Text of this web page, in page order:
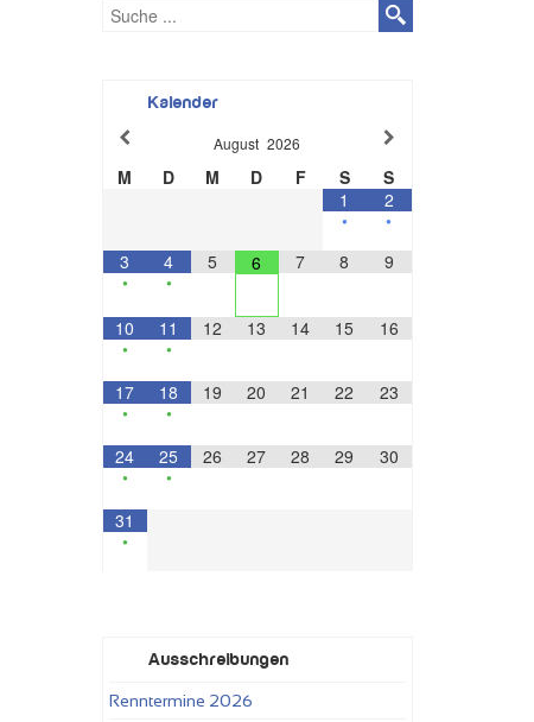
Kalender
August 2026
M D M D F S
S
1
•
2
•
3
•
4
•
5 6 7 8 9
10
•
11
•
12 13 14 15 16
17
•
18
•
19 20 21 22 23
24
•
25
•
26 27 28 29 30
31
•
Ausschreibungen
Renntermine 2026